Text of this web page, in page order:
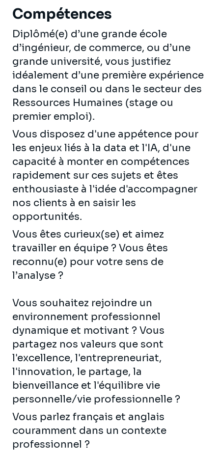
Compétences
Diplômé(e) d’une grande école
d’ingénieur, de commerce, ou d’une
grande université, vous justifiez
idéalement d’une première expérience
dans le conseil ou dans le secteur des
Ressources Humaines (stage ou
premier emploi).
Vous disposez d'une appétence pour
les enjeux liés à la data et l'IA, d'une
capacité à monter en compétences
rapidement sur ces sujets et êtes
enthousiaste à l'idée d'accompagner
nos clients à en saisir les
opportunités.
Vous êtes curieux(se) et aimez
travailler en équipe ? Vous êtes
reconnu(e) pour votre sens de
l’analyse ?
Vous souhaitez rejoindre un
environnement professionnel
dynamique et motivant ? Vous
partagez nos valeurs que sont
l'excellence, l'entrepreneuriat,
l'innovation, le partage, la
bienveillance et l'équilibre vie
personnelle/vie professionnelle ?
Vous parlez français et anglais
couramment dans un contexte
professionnel ?